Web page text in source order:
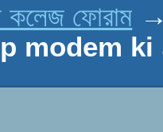
কলেজ ফোরাম
modem